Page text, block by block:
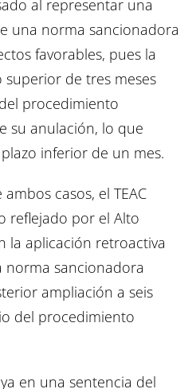
al representar una
una norma sancionadora
favorables, pues la
de tres meses
procedimiento
su anulación, lo que
inferior de un mes.
casos, el TEAC
reflejado por el Alto
la aplicación retroactiva
norma sancionadora
ampliación a seis
del procedimiento
en una sentencia del